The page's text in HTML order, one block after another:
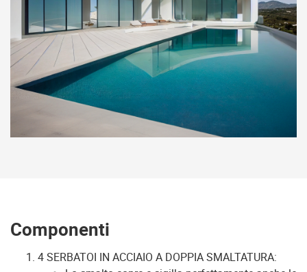
Componenti
4 SERBATOI IN ACCIAIO A DOPPIA SMALTATURA: